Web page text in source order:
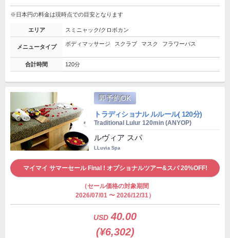
※日本円の料金は現時点での目安となります
エリア スミニャック/クロボカン
メニュータイプ ボディマッサージ スクラブ マスク フラワーバス
合計時間 120分
即予約OK
トラディショナル ルルール( 120分)
Traditional Lulur 120min (ANYOP)
ルヴィア スパ
LLuvia Spa
マイマイ サマーセール Final ! オプショナルツアー&スパ 20%OFF!
（セール価格の対象期間
2026/07/01 〜 2026/12/31）
USD 40.00
(¥6,302)